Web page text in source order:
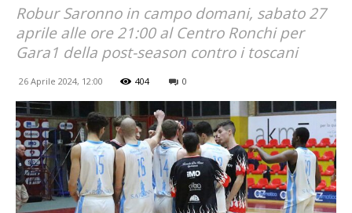
Robur Saronno in campo domani, sabato 27
aprile alle ore 21:00 al Centro Ronchi per
Gara1 della post-season contro i toscani
26 Aprile 2024, 12:00 404 0